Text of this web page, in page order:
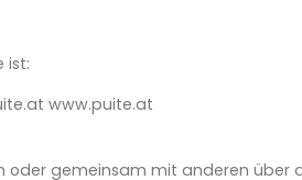
ist:
www.puite.at
oder gemeinsam mit anderen über